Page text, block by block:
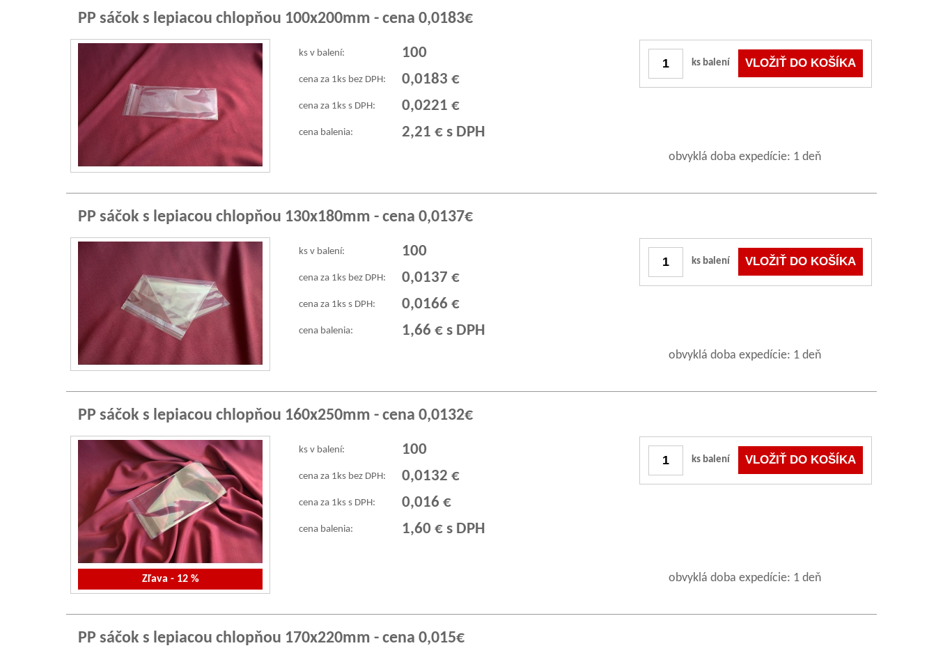
PP sáčok s lepiacou chlopňou 100x200mm - cena 0,0183€
ks v balení: 100
cena za 1ks bez DPH: 0,0183 €
cena za 1ks s DPH: 0,0221 €
cena balenia: 2,21 € s DPH
ks balení
obvyklá doba expedície: 1 deň
PP sáčok s lepiacou chlopňou 130x180mm - cena 0,0137€
ks v balení: 100
cena za 1ks bez DPH: 0,0137 €
cena za 1ks s DPH: 0,0166 €
cena balenia: 1,66 € s DPH
ks balení
obvyklá doba expedície: 1 deň
PP sáčok s lepiacou chlopňou 160x250mm - cena 0,0132€
Zľava - 12 %
ks v balení: 100
cena za 1ks bez DPH: 0,0132 €
cena za 1ks s DPH: 0,016 €
cena balenia: 1,60 € s DPH
ks balení
obvyklá doba expedície: 1 deň
PP sáčok s lepiacou chlopňou 170x220mm - cena 0,015€